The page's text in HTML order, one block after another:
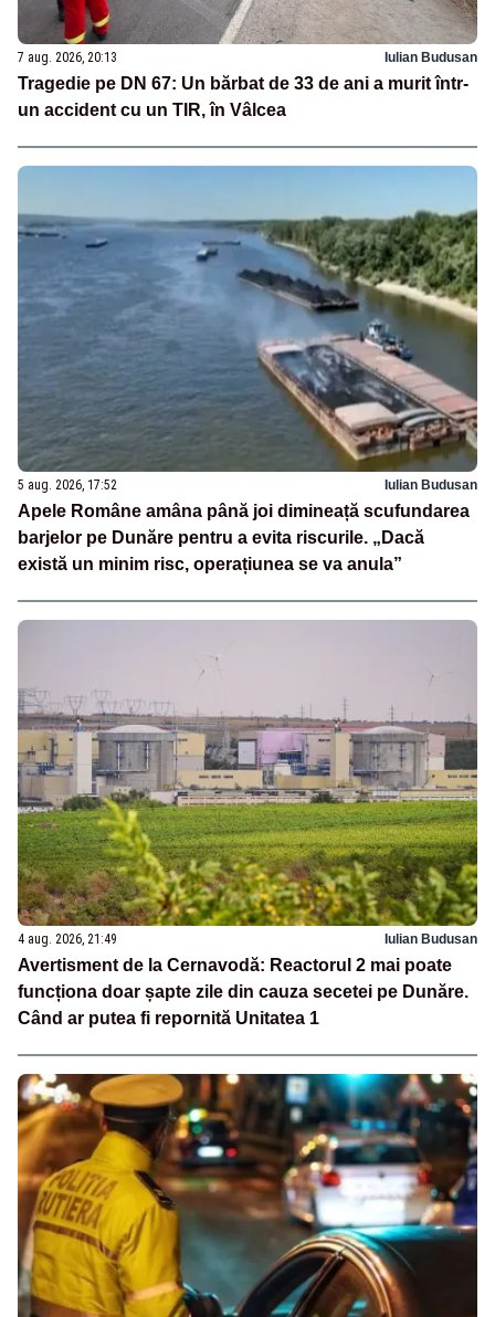
7 aug. 2026, 20:13 Iulian Budusan
Tragedie pe DN 67: Un bărbat de 33 de ani a murit într-
un accident cu un TIR, în Vâlcea
5 aug. 2026, 17:52 Iulian Budusan
Apele Române amâna până joi dimineață scufundarea
barjelor pe Dunăre pentru a evita riscurile. „Dacă
există un minim risc, operațiunea se va anula”
4 aug. 2026, 21:49 Iulian Budusan
Avertisment de la Cernavodă: Reactorul 2 mai poate
funcționa doar șapte zile din cauza secetei pe Dunăre.
Când ar putea fi repornită Unitatea 1